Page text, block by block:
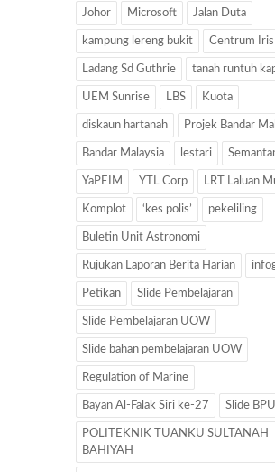
Johor Microsoft Jalan Duta
kampung lereng bukit Centrum Iris
Ladang Sd Guthrie tanah runtuh
UEM Sunrise LBS Kuota
diskaun hartanah Projek Bandar
Bandar Malaysia lestari
YaPEIM YTL Corp LRT Laluan
Komplot ‘kes polis’ pekeliling
Buletin Unit Astronomi
Rujukan Laporan Berita Harian
Petikan Slide Pembelajaran
Slide Pembelajaran UOW
Slide bahan pembelajaran UOW
Regulation of Marine
Bayan Al-Falak Siri ke-27 Slide
POLITEKNIK TUANKU SULTANAH
BAHIYAH